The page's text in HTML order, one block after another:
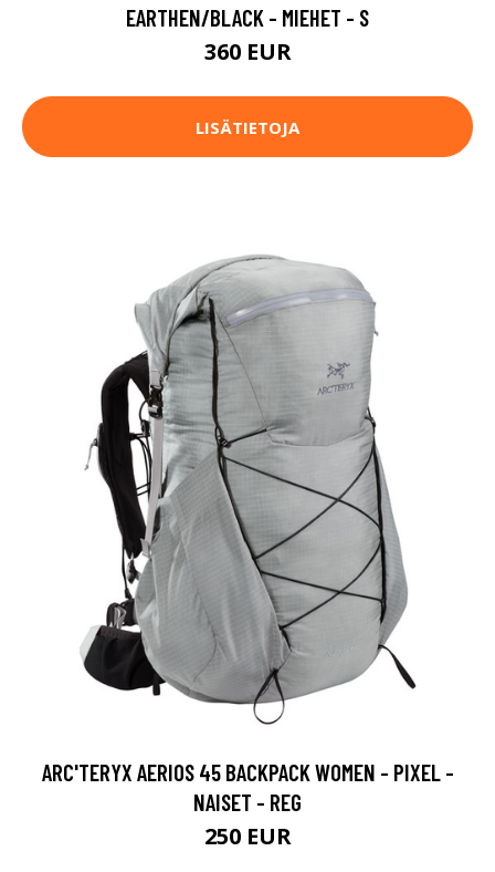
EARTHEN/BLACK - MIEHET - S
360 EUR
LISÄTIETOJA
ARC'TERYX AERIOS 45 BACKPACK WOMEN - PIXEL -
NAISET - REG
250 EUR